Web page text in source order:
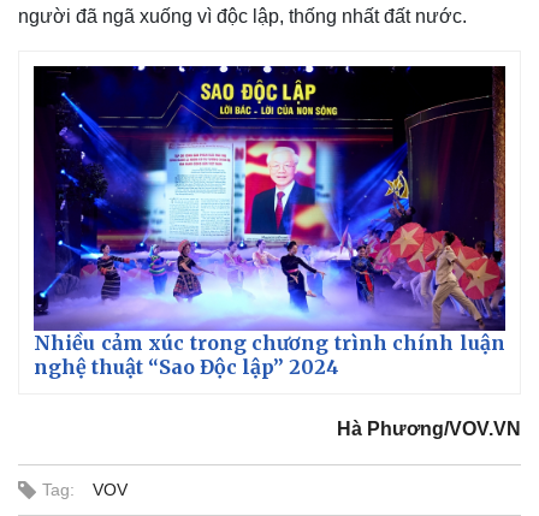
người đã ngã xuống vì độc lập, thống nhất đất nước.
Nhiều cảm xúc trong chương trình chính luận
nghệ thuật “Sao Độc lập” 2024
Hà Phương/VOV.VN
Tag: VOV